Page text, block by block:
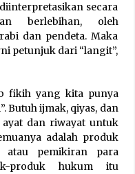
secara
berlebihan, oleh
dan pendeta. Maka
petunjuk dari “langit”,
fikih yang kita punya
Butuh ijmak, qiyas, dan
dan riwayat untuk
adalah produk
pemikiran para
produk hukum itu